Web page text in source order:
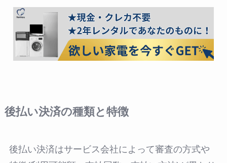
後払い決済の種類と特徴
後払い決済はサービス会社によって審査の方式や